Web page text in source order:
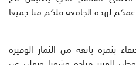
لهذه الجامعة فلكم منا جميعا
بثمرة يانعة من الثمار الوفيرة